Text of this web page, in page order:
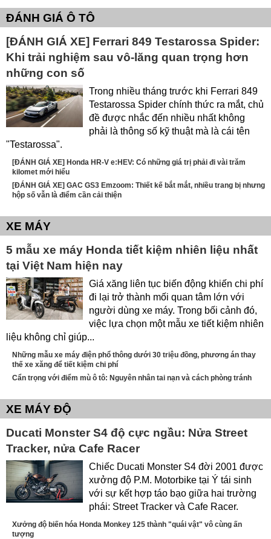
ĐÁNH GIÁ Ô TÔ
[ĐÁNH GIÁ XE] Ferrari 849 Testarossa Spider:
Khi trải nghiệm sau vô-lăng quan trọng hơn
những con số
Trong nhiều tháng trước khi Ferrari 849
Testarossa Spider chính thức ra mắt, chủ
đề được nhắc đến nhiều nhất không
phải là thông số kỹ thuật mà là cái tên
"Testarossa".
[ĐÁNH GIÁ XE] Honda HR-V e:HEV: Có những giá trị phải đi vài trăm
kilomet mới hiểu
[ĐÁNH GIÁ XE] GAC GS3 Emzoom: Thiết kế bắt mắt, nhiều trang bị nhưng
hộp số vẫn là điểm cần cải thiện
XE MÁY
5 mẫu xe máy Honda tiết kiệm nhiên liệu nhất
tại Việt Nam hiện nay
Giá xăng liên tục biến động khiến chi phí
đi lại trở thành mối quan tâm lớn với
người dùng xe máy. Trong bối cảnh đó,
việc lựa chọn một mẫu xe tiết kiệm nhiên
liệu không chỉ giúp...
Những mẫu xe máy điện phổ thông dưới 30 triệu đồng, phương án thay
thế xe xăng để tiết kiệm chi phí
Cẩn trọng với điểm mù ô tô: Nguyên nhân tai nạn và cách phòng tránh
XE MÁY ĐỘ
Ducati Monster S4 độ cực ngầu: Nửa Street
Tracker, nửa Cafe Racer
Chiếc Ducati Monster S4 đời 2001 được
xưởng độ P.M. Motorbike tại Ý tái sinh
với sự kết hợp táo bạo giữa hai trường
phái: Street Tracker và Cafe Racer.
Xưởng độ biến hóa Honda Monkey 125 thành "quái vật" vô cùng ấn
tượng